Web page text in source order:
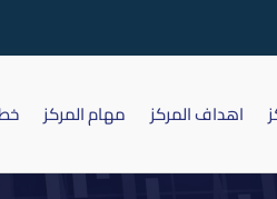
اهداف المركز مهام المركز